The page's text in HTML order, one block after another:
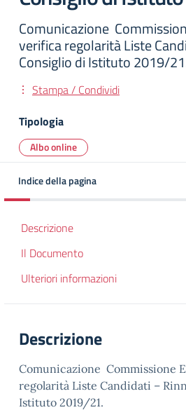
Comunicazione
verifica regolarità Liste
Consiglio di Istituto 2019/
Stampa / Condividi
Tipologia
Albo online
Indice della pagina
Descrizione
Il Documento
Ulteriori informazioni
Descrizione
Comunicazione Commissione
regolarità Liste Candidati –
Istituto 2019/21.